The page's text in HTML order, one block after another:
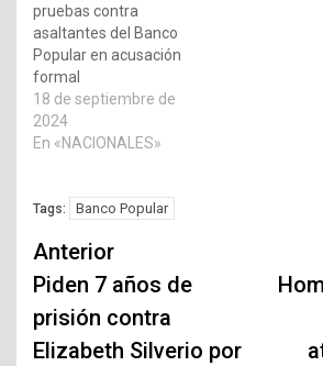
pruebas contra
asaltantes del Banco
Popular en acusación
formal
18 de septiembre de
2024
En «NACIONALES»
Tags: Banco Popular
Navegación
de
entradas
Anterior
Piden 7 años de
prisión contra
Elizabeth Silverio por